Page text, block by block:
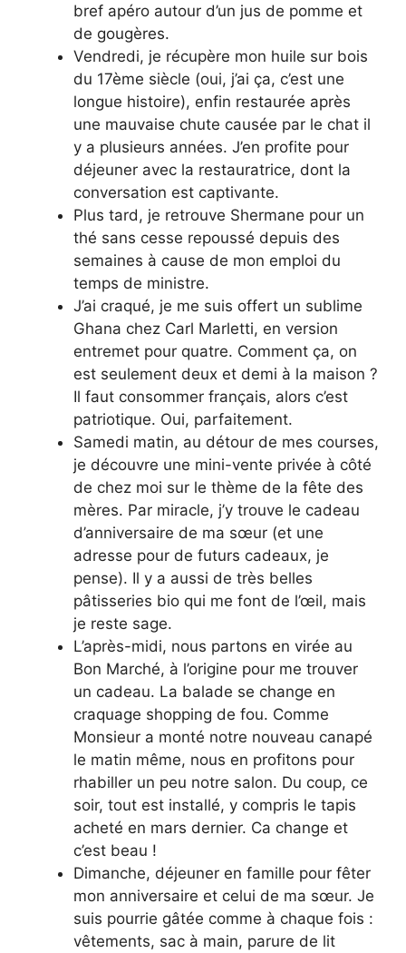
bref apéro autour d’un jus de pomme et
de gougères.
Vendredi, je récupère mon huile sur bois
du 17ème siècle (oui, j’ai ça, c’est une
longue histoire), enfin restaurée après
une mauvaise chute causée par le chat il
y a plusieurs années. J’en profite pour
déjeuner avec la restauratrice, dont la
conversation est captivante.
Plus tard, je retrouve Shermane pour un
thé sans cesse repoussé depuis des
semaines à cause de mon emploi du
temps de ministre.
J’ai craqué, je me suis offert un sublime
Ghana chez Carl Marletti, en version
entremet pour quatre. Comment ça, on
est seulement deux et demi à la maison ?
Il faut consommer français, alors c’est
patriotique. Oui, parfaitement.
Samedi matin, au détour de mes courses,
je découvre une mini-vente privée à côté
de chez moi sur le thème de la fête des
mères. Par miracle, j’y trouve le cadeau
d’anniversaire de ma sœur (et une
adresse pour de futurs cadeaux, je
pense). Il y a aussi de très belles
pâtisseries bio qui me font de l’œil, mais
je reste sage.
L’après-midi, nous partons en virée au
Bon Marché, à l’origine pour me trouver
un cadeau. La balade se change en
craquage shopping de fou. Comme
Monsieur a monté notre nouveau canapé
le matin même, nous en profitons pour
rhabiller un peu notre salon. Du coup, ce
soir, tout est installé, y compris le tapis
acheté en mars dernier. Ca change et
c’est beau !
Dimanche, déjeuner en famille pour fêter
mon anniversaire et celui de ma sœur. Je
suis pourrie gâtée comme à chaque fois :
vêtements, sac à main, parure de lit